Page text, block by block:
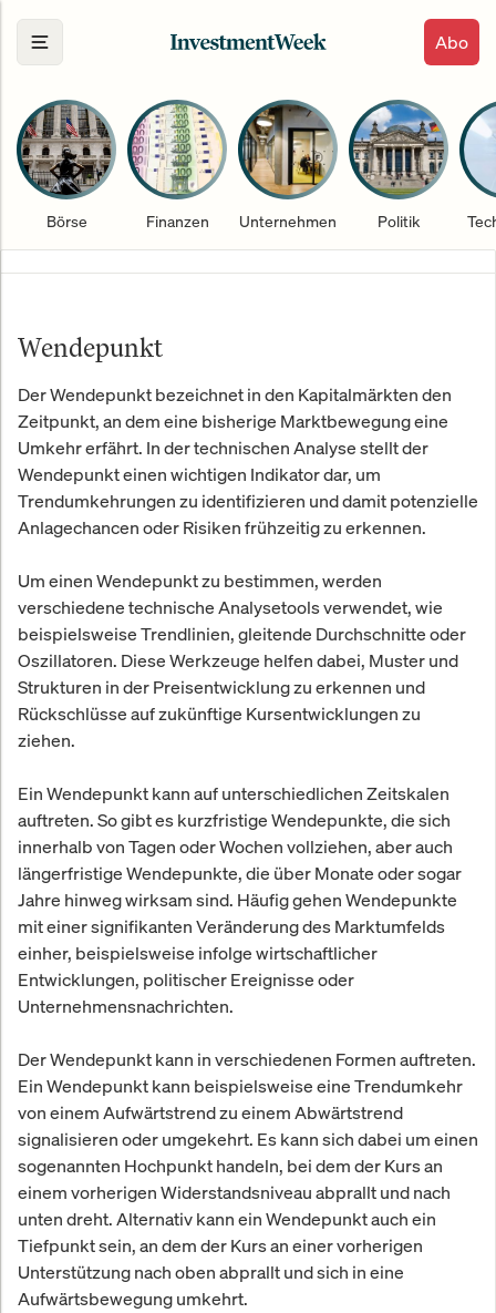
Abo
Börse Finanzen Unternehmen Politik
Wendepunkt
Der Wendepunkt bezeichnet in den Kapitalmärkten den
Zeitpunkt, an dem eine bisherige Marktbewegung eine
Umkehr erfährt. In der technischen Analyse stellt der
Wendepunkt einen wichtigen Indikator dar, um
Trendumkehrungen zu identifizieren und damit potenzielle
Anlagechancen oder Risiken frühzeitig zu erkennen.
Um einen Wendepunkt zu bestimmen, werden
verschiedene technische Analysetools verwendet, wie
beispielsweise Trendlinien, gleitende Durchschnitte oder
Oszillatoren. Diese Werkzeuge helfen dabei, Muster und
Strukturen in der Preisentwicklung zu erkennen und
Rückschlüsse auf zukünftige Kursentwicklungen zu
ziehen.
Ein Wendepunkt kann auf unterschiedlichen Zeitskalen
auftreten. So gibt es kurzfristige Wendepunkte, die sich
innerhalb von Tagen oder Wochen vollziehen, aber auch
längerfristige Wendepunkte, die über Monate oder sogar
Jahre hinweg wirksam sind. Häufig gehen Wendepunkte
mit einer signifikanten Veränderung des Marktumfelds
einher, beispielsweise infolge wirtschaftlicher
Entwicklungen, politischer Ereignisse oder
Unternehmensnachrichten.
Der Wendepunkt kann in verschiedenen Formen auftreten.
Ein Wendepunkt kann beispielsweise eine Trendumkehr
von einem Aufwärtstrend zu einem Abwärtstrend
signalisieren oder umgekehrt. Es kann sich dabei um einen
sogenannten Hochpunkt handeln, bei dem der Kurs an
einem vorherigen Widerstandsniveau abprallt und nach
unten dreht. Alternativ kann ein Wendepunkt auch ein
Tiefpunkt sein, an dem der Kurs an einer vorherigen
Unterstützung nach oben abprallt und sich in eine
Aufwärtsbewegung umkehrt.